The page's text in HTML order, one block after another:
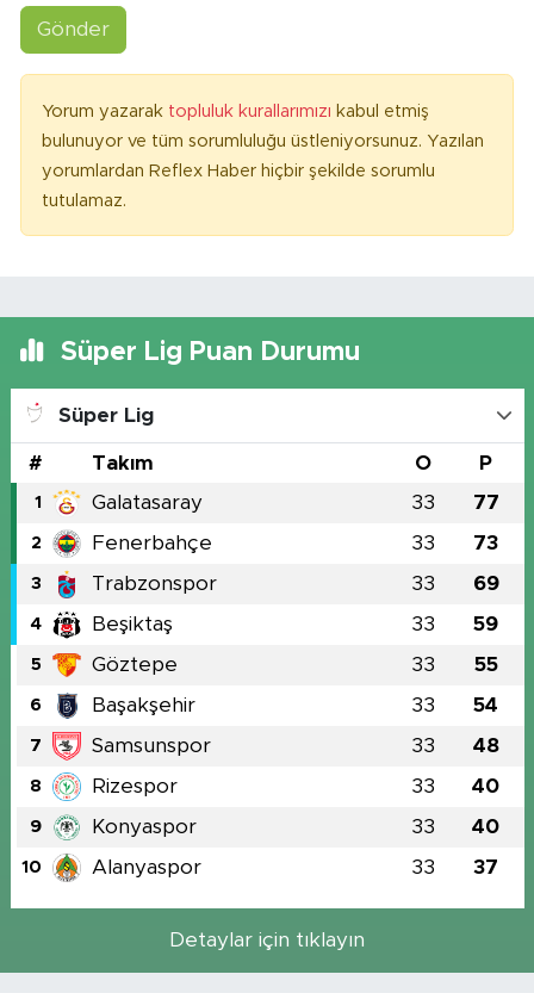
Gönder
Yorum yazarak topluluk kurallarımızı kabul etmiş
bulunuyor ve tüm sorumluluğu üstleniyorsunuz. Yazılan
yorumlardan Reflex Haber hiçbir şekilde sorumlu
tutulamaz.
Süper Lig Puan Durumu
Süper Lig
# Takım O P
1 Galatasaray 33 77
2 Fenerbahçe 33 73
3 Trabzonspor 33 69
4 Beşiktaş 33 59
5 Göztepe 33 55
6 Başakşehir 33 54
7 Samsunspor 33 48
8 Rizespor 33 40
9 Konyaspor 33 40
10 Alanyaspor 33 37
Detaylar için tıklayın